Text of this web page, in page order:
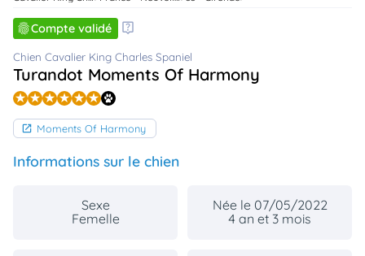
Connexion
Compte validé
Chien Cavalier King Charles Spaniel
Turandot Moments Of Harmony
Moments Of Harmony
Informations sur le chien
Sexe
Femelle
Née le 07/05/2022
4 an et 3 mois